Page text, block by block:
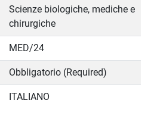
Scienze biologiche, mediche e
chirurgiche
MED/24
Obbligatorio (Required)
ITALIANO